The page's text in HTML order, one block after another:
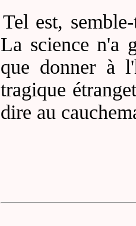
Tel est,
La science n'a
que donner à
tragique
dire au